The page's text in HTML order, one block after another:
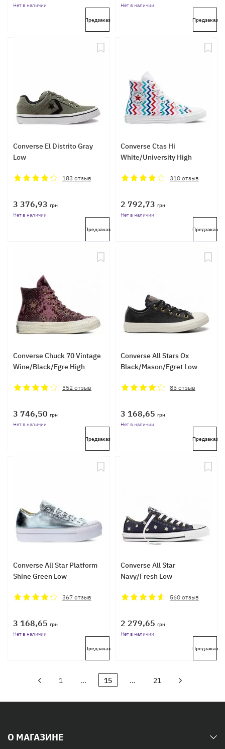
Нет в наличии
Предзаказ
Нет в наличии
Предзаказ
Converse El Distrito Gray
Low
183 отзыв
3 376,93 грн
Нет в наличии
Предзаказ
Converse Ctas Hi
White/University High
310отзыв
2 792,73 грн
Нет в наличии
Предзаказ
Converse Chuck 70 Vintage
Wine/Black/Egre High
352 отзыв
3 746,50 грн
Нет в наличии
Предзаказ
Converse All Stars Ox
Black/Mason/Egret Low
85отзыв
3 168,65 грн
Нет в наличии
Предзаказ
Converse All Star Platform
Shine Green Low
367отзыв
3 168,65 грн
Нет в наличии
Предзаказ
Converse All Star
Navy/Fresh Low
560отзыв
2 279,65 грн
Нет в наличии
Предзаказ
1 ... 15 ... 21
О МАГАЗИНЕ